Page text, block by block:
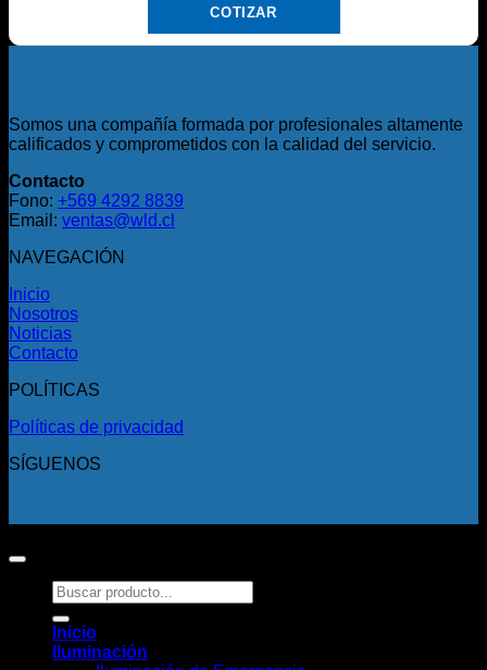
COTIZAR
Somos una compañía formada por profesionales altamente
calificados y comprometidos con la calidad del servicio.
Contacto
Fono: +569 4292 8839
Email: ventas@wld.cl
NAVEGACIÓN
Inicio
Nosotros
Noticias
Contacto
POLÍTICAS
Políticas de privacidad
SÍGUENOS
Buscar
por:
Inicio
Iluminación